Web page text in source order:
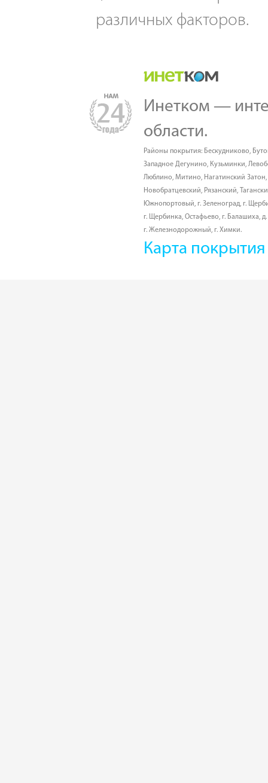
различных факторов.
Инетком —
области.
Районы покрытия: Бескудниково,
Западное Дегунино, Кузьминки,
Люблино, Митино, Нагатинский Затон,
Новобратцевский, Рязанский,
Южнопортовый, г. Зеленоград, г.
г. Щербинка, Остафьево, г. Балашиха,
г. Железнодорожный, г. Химки.
Карта